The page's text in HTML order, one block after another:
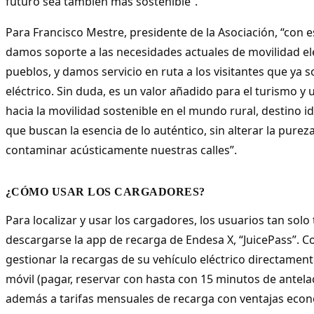
Para Francisco Mestre, presidente de la Asociación, “con
damos soporte a las necesidades actuales de movilidad
pueblos, y damos servicio en ruta a los visitantes que ya
eléctrico. Sin duda, es un valor añadido para el turismo y
hacia la movilidad sostenible en el mundo rural, destino
que buscan la esencia de lo auténtico, sin alterar la
contaminar acústicamente nuestras calles”.
¿CÓMO USAR LOS CARGADORES?
Para localizar y usar los cargadores, los usuarios tan
descargarse la app de recarga de Endesa X, “JuicePass”.
gestionar la recargas de su vehículo eléctrico
móvil (pagar, reservar con hasta con 15 minutos de
además a tarifas mensuales de recarga con ventajas